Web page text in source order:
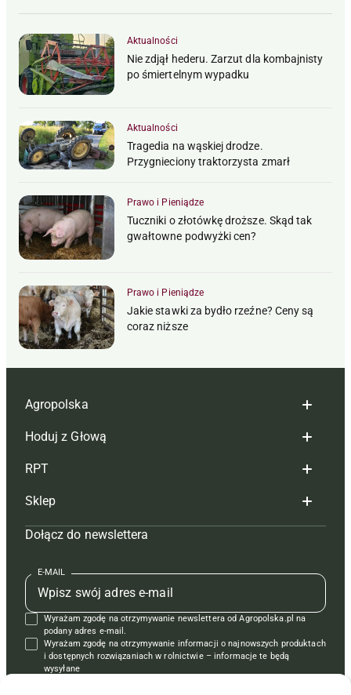
Aktualności
Nie zdjął hederu. Zarzut dla kombajnisty
po śmiertelnym wypadku
Aktualności
Tragedia na wąskiej drodze.
Przygnieciony traktorzysta zmarł
Prawo i Pieniądze
Tuczniki o złotówkę droższe. Skąd tak
gwałtowne podwyżki cen?
Prawo i Pieniądze
Jakie stawki za bydło rzeźne? Ceny są
coraz niższe
Agropolska
Redakcja
Reklama
Tagi
Mapa serwisu
Kontakt
Regulamin
Polityka prywatności
Hoduj z Głową
Hoduj z głową bydło
Hoduj z głową świnie
Prenumerata
Redakcja
Kontakt
Reklama
RPT
Redakcja
Prenumerata
Reklama
Kontakt
Krzyżówki
Sklep
Czasopisma i prenumerata
Książki
Regulamin
Dołącz do newslettera
E-MAIL
Wyrażam zgodę na otrzymywanie newslettera od Agropolska.pl na
podany adres e-mail.
Wyrażam zgodę na otrzymywanie informacji o najnowszych produktach
i dostępnych rozwiązaniach w rolnictwie – informacje te będą
wysyłane